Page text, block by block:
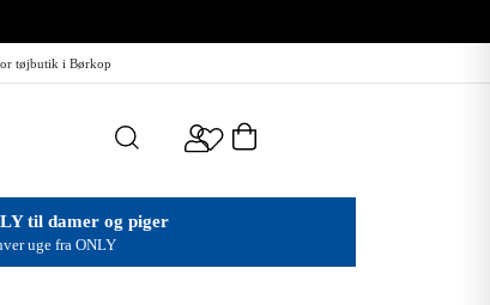
tøjbutik i Børkop
til damer og piger
uge fra ONLY